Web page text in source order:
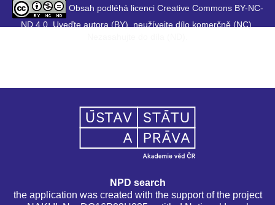
Obsah podléhá licenci Creative Commons BY-NC-
ND 4.0. Uveďte autora (BY), neužívejte dílo komerčně (NC),
NPD search
the application was created with the support of the project